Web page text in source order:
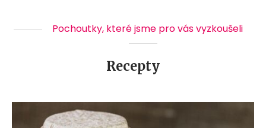
Pochoutky, které jsme pro vás vyzkoušeli
Recepty